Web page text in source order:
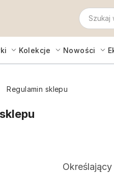
Kolekcje Nowości
Regulamin sklepu